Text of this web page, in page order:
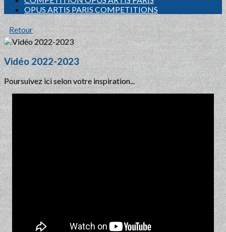
OPUS ARTIS PARIS COMPETITIONS
Retour
Vidéo 2022-2023
Poursuivez ici selon votre inspiration...